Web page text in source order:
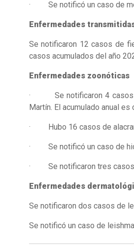
· Se notificó un caso de
Enfermedades
Se notificaron 12 casos de
casos acumulados del año
Enfermedades zoonóticas
· Se notificaron 4 casos de
Martín. El acumulado anual es
· Hubo 16 casos de
· Se notificó un caso de
· Se notificaron tres casos
Enfermedades
Se notificaron dos casos de
Se notificó un caso de